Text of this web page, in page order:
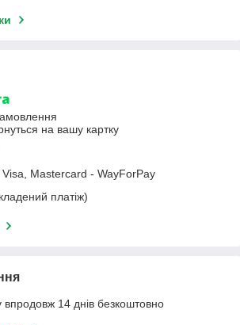
на вашу картку
Mastercard - WayForPay
платіж)
14 днів безкоштовно